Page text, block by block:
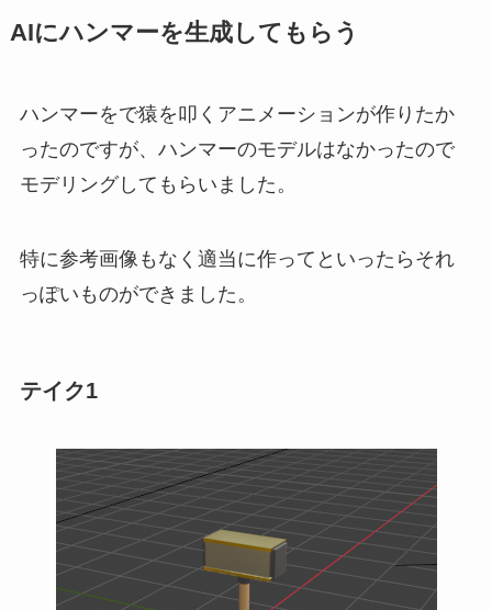
AIにハンマーを生成してもらう
ハンマーをで猿を叩くアニメーションが作りたか
ったのですが、ハンマーのモデルはなかったので
モデリングしてもらいました。
特に参考画像もなく適当に作ってといったらそれ
っぽいものができました。
テイク1